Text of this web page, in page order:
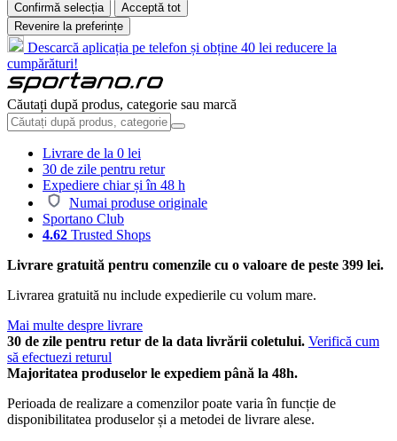
Confirmă selecția
Acceptă tot
Revenire la preferințe
Descarcă aplicația pe telefon și obține 40 lei reducere la
cumpărături!
Căutați după produs, categorie sau marcă
Livrare de la 0 lei
30 de zile pentru retur
Expediere chiar și în 48 h
Numai produse originale
Sportano Club
4.62 Trusted Shops
Livrare gratuită pentru comenzile cu o valoare de peste 399 lei.
Livrarea gratuită nu include expedierile cu volum mare.
Mai multe despre livrare
30 de zile pentru retur de la data livrării coletului. Verifică cum
să efectuezi returul
Majoritatea produselor le expediem până la 48h.
Perioada de realizare a comenzilor poate varia în funcție de
disponibilitatea produselor și a metodei de livrare alese.